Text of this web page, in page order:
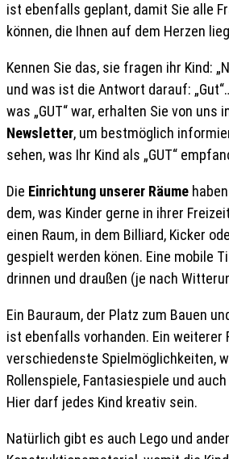
ist ebenfalls geplant, damit Sie alle
können, die Ihnen auf dem Herzen
Kennen Sie das, sie fragen ihr Kind:
und was ist die Antwort darauf:
was „GUT“ war, erhalten Sie von uns
Newsletter, um bestmöglich
sehen, was Ihr Kind als „GUT“
Die Einrichtung unserer Räume
dem, was Kinder gerne in ihrer
einen Raum, in dem Billiard, Kicker
gespielt werden könen. Eine mobile
drinnen und draußen (je nach
Ein Bauraum, der Platz zum Bauen
ist ebenfalls vorhanden. Ein weiterer
verschiedenste Spielmöglichkeiten,
Rollenspiele, Fantasiespiele und
Hier darf jedes Kind kreativ sein.
Natürlich gibt es auch Lego und